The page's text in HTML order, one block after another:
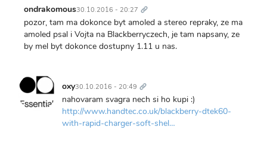
ondrakomous30.10.2016 - 20:27 odkaz
pozor, tam ma dokonce byt amoled a stereo repraky, ze ma
amoled psal i Vojta na Blackberryczech, je tam napsany, ze
by mel byt dokonce dostupny 1.11 u nas.
oxy30.10.2016 - 20:49 odkaz
nahovaram svagra nech si ho kupi :)
http://www.handtec.co.uk/blackberry-dtek60-
with-rapid-charger-soft-shel…